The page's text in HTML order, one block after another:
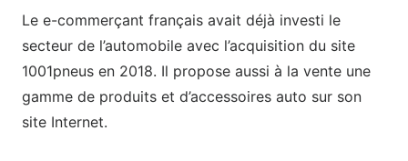
Le e-commerçant français avait déjà investi le
secteur de l’automobile avec l’acquisition du site
1001pneus en 2018. Il propose aussi à la vente une
gamme de produits et d’accessoires auto sur son
site Internet.